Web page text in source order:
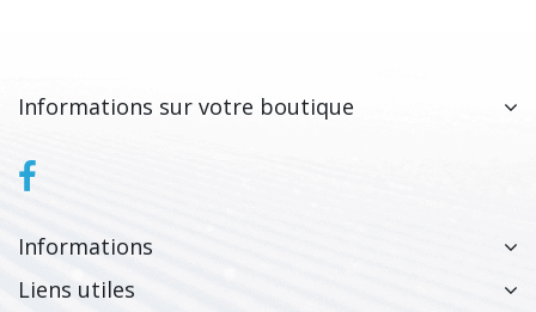
Informations sur votre boutique
Informations
Liens utiles